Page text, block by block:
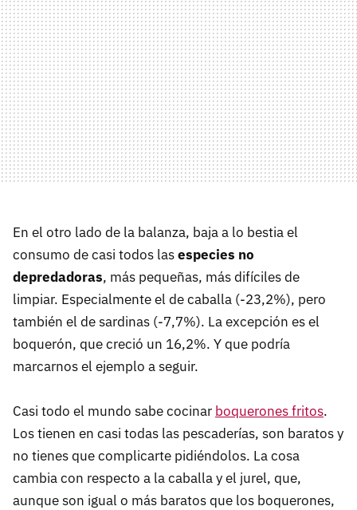
En el otro lado de la balanza, baja a lo bestia el
consumo de casi todos lasespecies no
depredadoras, más pequeñas, más difíciles de
limpiar. Especialmente el de caballa (-23,2%), pero
también el de sardinas (-7,7%). La excepción es el
boquerón, que creció un 16,2%. Y que podría
marcarnos el ejemplo a seguir.
Casi todo el mundo sabe cocinar boquerones fritos.
Los tienen en casi todas las pescaderías, son baratos y
no tienes que complicarte pidiéndolos. La cosa
cambia con respecto a la caballa y el jurel, que,
aunque son igual o más baratos que los boquerones,